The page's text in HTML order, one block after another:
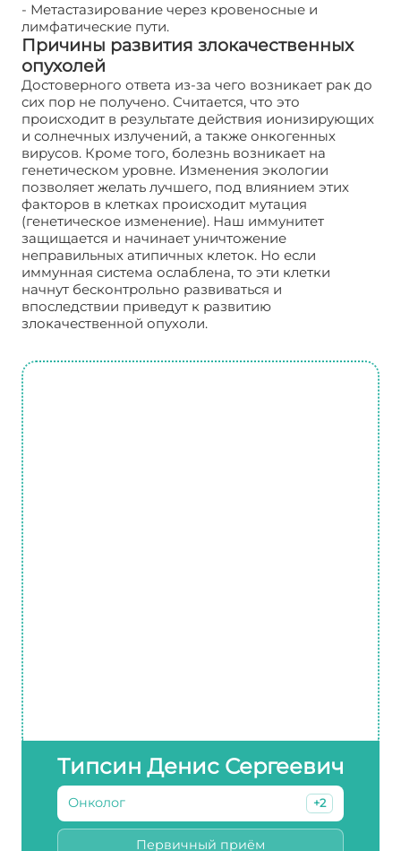
- Метастазирование через кровеносные и
лимфатические пути.
Причины развития злокачественных
опухолей
Достоверного ответа из-за чего возникает рак до
сих пор не получено. Считается, что это
происходит в результате действия ионизирующих
и солнечных излучений, а также онкогенных
вирусов. Кроме того, болезнь возникает на
генетическом уровне. Изменения экологии
позволяет желать лучшего, под влиянием этих
факторов в клетках происходит мутация
(генетическое изменение). Наш иммунитет
защищается и начинает уничтожение
неправильных атипичных клеток. Но если
иммунная система ослаблена, то эти клетки
начнут бесконтрольно развиваться и
впоследствии приведут к развитию
злокачественной опухоли.
Типсин Денис Сергеевич
Онколог +2
Первичный приём